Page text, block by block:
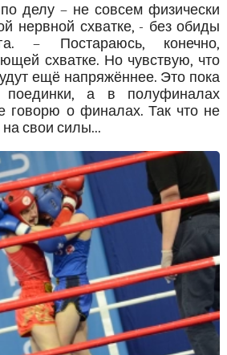
делу – не совсем физически
нервной схватке, - без обиды
– Постараюсь, конечно,
схватке. Но чувствую, что
ещё напряжённее. Это пока
поединки, а в полуфиналах
говорю о финалах. Так что не
свои силы...